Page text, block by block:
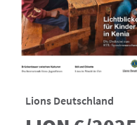
Lions Deutschland